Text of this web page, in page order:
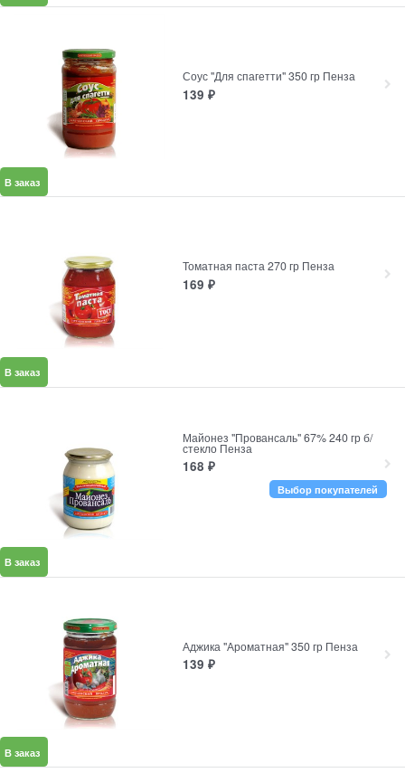
Соус "Для спагетти" 350 гр Пенза
139 ₽
В заказ
Томатная паста 270 гр Пенза
169 ₽
В заказ
Майонез "Провансаль" 67% 240 гр б/
стекло Пенза
168 ₽
Выбор покупателей
В заказ
Аджика "Ароматная" 350 гр Пенза
139 ₽
В заказ